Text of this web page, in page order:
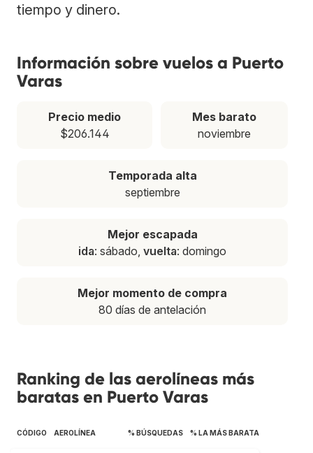
tiempo y dinero.
Información sobre vuelos a Puerto
Varas
Precio medio
$206.144
Mes barato
noviembre
Temporada alta
septiembre
Mejor escapada
ida: sábado, vuelta: domingo
Mejor momento de compra
80 días de antelación
Ranking de las aerolíneas más
baratas en Puerto Varas
CÓDIGO AEROLÍNEA % BÚSQUEDAS % LA MÁS BARATA